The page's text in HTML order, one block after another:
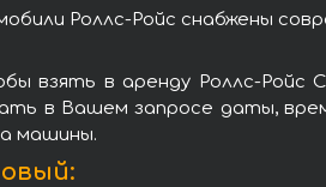
Роллс-Ройс снабжены
взять в аренду Роллс-Ройс
в Вашем запросе даты,
машины.